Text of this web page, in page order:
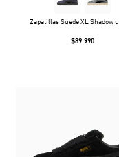
Zapatillas Suede XL Shadow
$89.990